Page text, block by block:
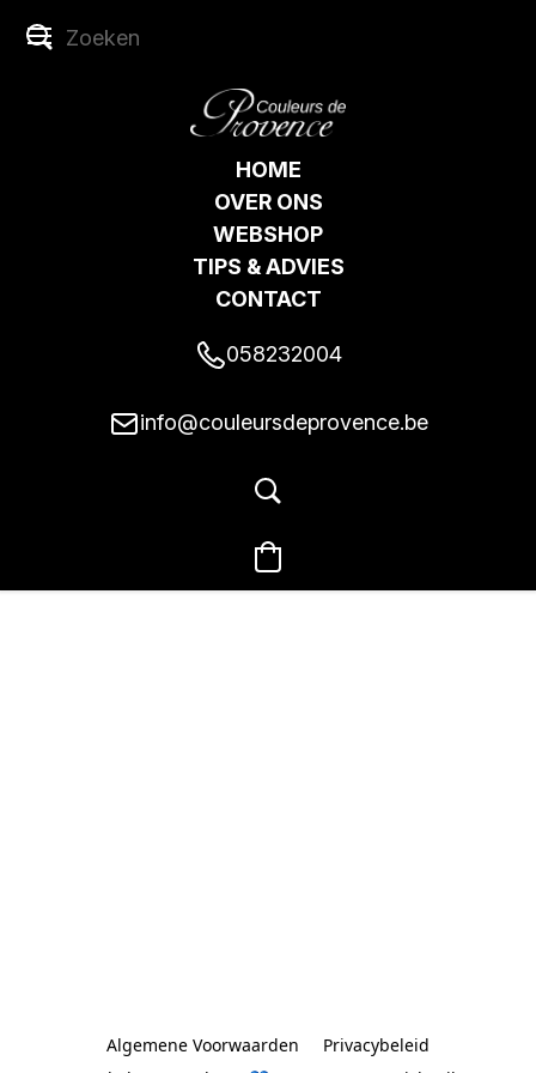
HOME
OVER ONS
WEBSHOP
TIPS & ADVIES
CONTACT
058232004
info@couleursdeprovence.be
Algemene Voorwaarden
Privacybeleid